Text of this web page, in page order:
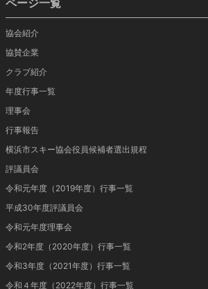
ページ一覧
協会紹介
協賛企業
クラブ紹介
年度行事一覧
理事会
行事報告
横浜市スキー協会役員候補者選出規程
評議員会
令和元年度（2019年度）行事一覧
平成30年度評議員会
令和元年度理事会
令和2年度（2020年度）行事一覧
令和3年度（2021年度）行事一覧
令和４年度（2022年度）行事一覧